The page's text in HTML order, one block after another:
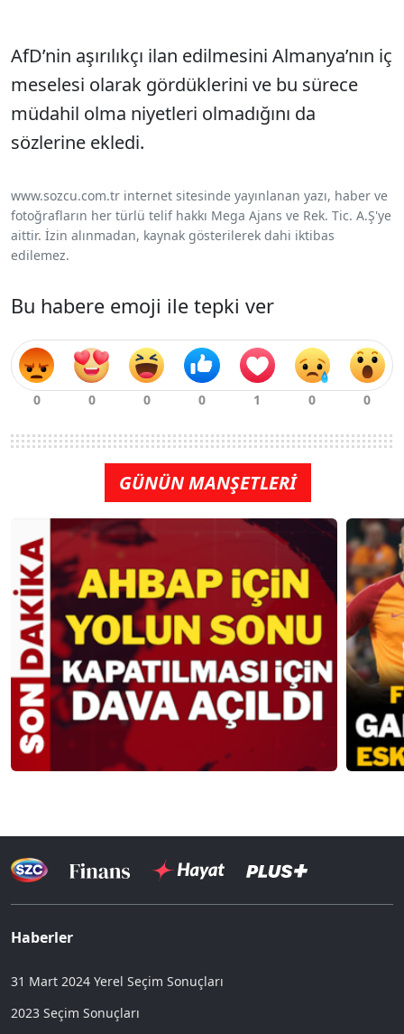
AfD’nin aşırılıkçı ilan edilmesini Almanya’nın iç
meselesi olarak gördüklerini ve bu sürece
müdahil olma niyetleri olmadığını da
sözlerine ekledi.
www.sozcu.com.tr internet sitesinde yayınlanan yazı, haber ve
fotoğrafların her türlü telif hakkı Mega Ajans ve Rek. Tic. A.Ş'ye
aittir. İzin alınmadan, kaynak gösterilerek dahi iktibas
edilemez.
Bu habere emoji ile tepki ver
GÜNÜN MANŞETLERİ
Haberler
31 Mart 2024 Yerel Seçim Sonuçları
2023 Seçim Sonuçları